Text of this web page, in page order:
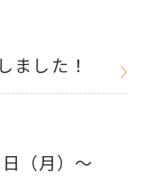
ました！
（月）～